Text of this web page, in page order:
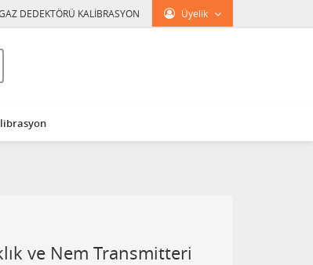
Üyelik
DEDEKTÖRÜ KALİBRASYON
ve Nem Transmitteri